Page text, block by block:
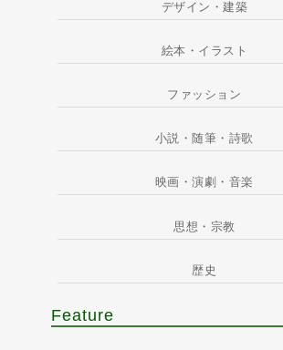
デザイン・建築
絵本・イラスト
ファッション
小説・随筆・詩歌
映画・演劇・音楽
思想・宗教
歴史
Feature